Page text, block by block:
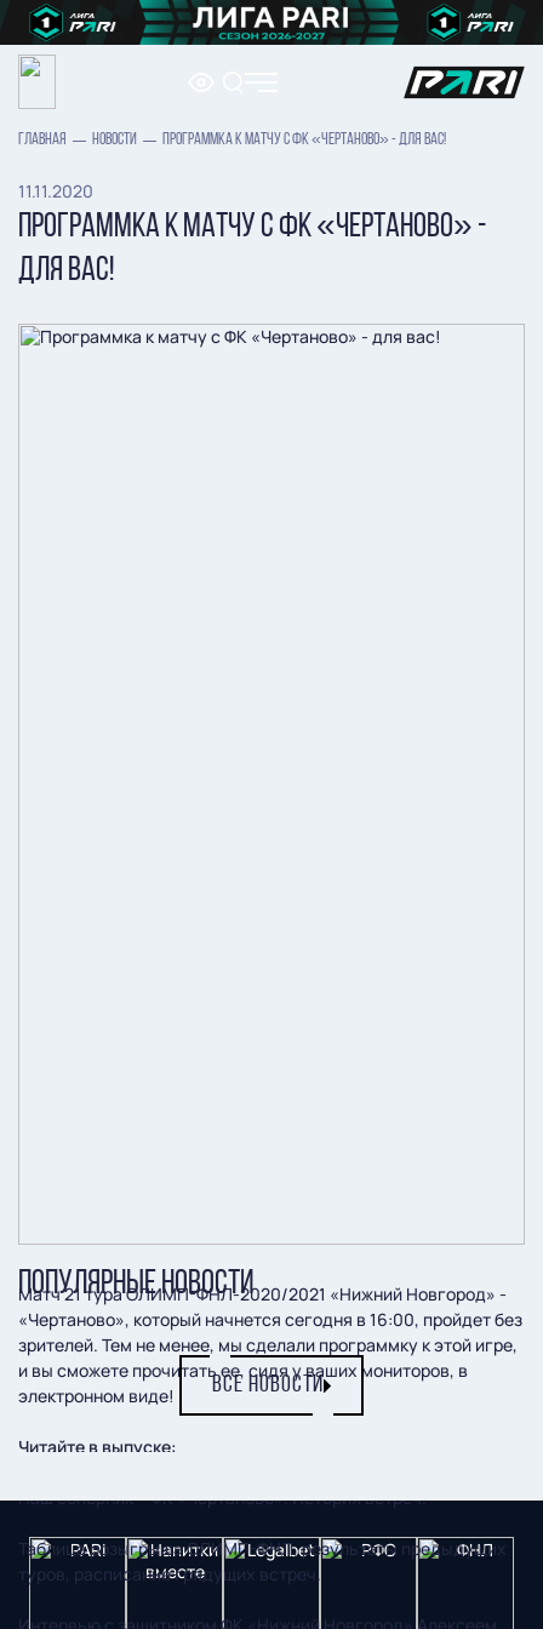
ГЛАВНАЯ НОВОСТИ ПРОГРАММКА К МАТЧУ С ФК «ЧЕРТАНОВО» - ДЛЯ ВАС!
11.11.2020
ПРОГРАММКА К МАТЧУ С ФК «ЧЕРТАНОВО» -
ДЛЯ ВАС!
Матч 21 тура ОЛИМП-ФНЛ-2020/2021 «Нижний Новгород» -
«Чертаново», который начнется сегодня в 16:00, пройдет без
зрителей. Тем не менее, мы сделали программку к этой игре,
и вы сможете прочитать ее, сидя у ваших мониторов, в
электронном виде!
Читайте в выпуске:
Наш соперник – ФК «Чертаново». История встреч.
Таблица розыгрыша ОЛИМП-ФНЛ, результаты предыдущих
туров, расписание грядущих встреч.
ПОПУЛЯРНЫЕ НОВОСТИ
ВСЕ НОВОСТИ